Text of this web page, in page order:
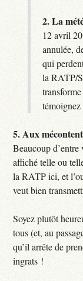
2.La
12 avril
annulée,
qui
la RATP/
5.Aux
Beaucoup
affiché telle ou
la RATP ici, et
veut bien
Soyez plutôt
tous (et, au
qu’il arrête de
ingrats !